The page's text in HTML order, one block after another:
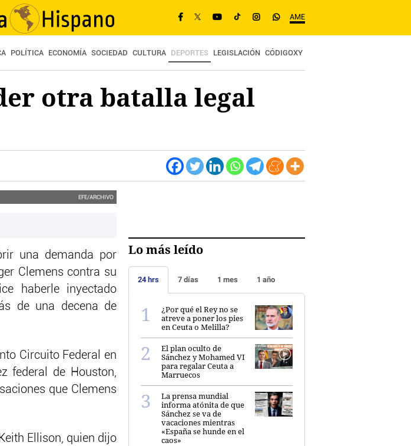
AME
POLÍTICA ECONOMÍA SOCIEDAD CULTURA DEPORTES LEGISLACIÓN CÓDIGOXY
otra batalla legal
EFE/ARCHIVO
una demanda por
Clemens contra su
haberle inyectado
de una decena de
Circuito Federal en
federal de Houston,
que Clemens
Ellison, quien dijo
Lo más leído
24 hrs 7 días 1 mes 1 año
¿Por qué el Rey no se
atreve a poner los pies
en Ceuta o Melilla?
El plan oculto de
Sánchez y Mohamed VI
para regalar Ceuta a
Marruecos
La prensa mundial
informa atónita de que
Sánchez se va de
vacaciones mientras
«España se hunde en el
caos»